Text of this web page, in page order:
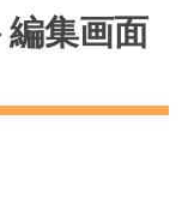
集画面